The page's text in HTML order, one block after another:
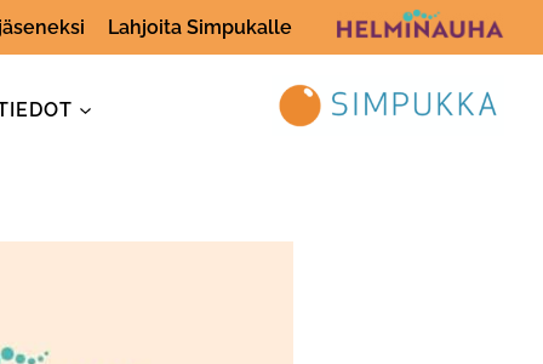
Lahjoita Simpukalle